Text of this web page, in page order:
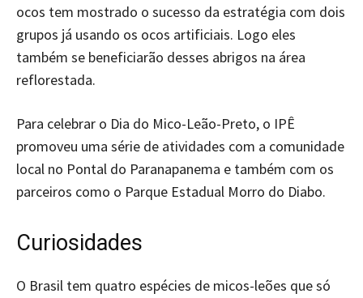
ocos tem mostrado o sucesso da estratégia com dois
grupos já usando os ocos artificiais. Logo eles
também se beneficiarão desses abrigos na área
reflorestada.
Para celebrar o Dia do Mico-Leão-Preto, o IPÊ
promoveu uma série de atividades com a comunidade
local no Pontal do Paranapanema e também com os
parceiros como o Parque Estadual Morro do Diabo.
Curiosidades
O Brasil tem quatro espécies de micos-leões que só